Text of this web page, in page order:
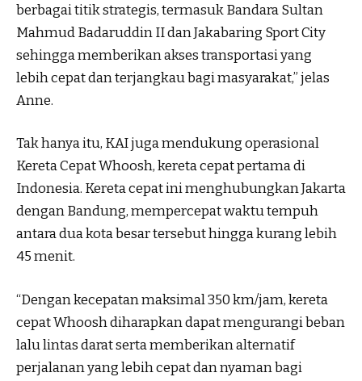
berbagai titik strategis, termasuk Bandara Sultan
Mahmud Badaruddin II dan Jakabaring Sport City
sehingga memberikan akses transportasi yang
lebih cepat dan terjangkau bagi masyarakat,” jelas
Anne.
Tak hanya itu, KAI juga mendukung operasional
Kereta Cepat Whoosh, kereta cepat pertama di
Indonesia. Kereta cepat ini menghubungkan Jakarta
dengan Bandung, mempercepat waktu tempuh
antara dua kota besar tersebut hingga kurang lebih
45 menit.
“Dengan kecepatan maksimal 350 km/jam, kereta
cepat Whoosh diharapkan dapat mengurangi beban
lalu lintas darat serta memberikan alternatif
perjalanan yang lebih cepat dan nyaman bagi